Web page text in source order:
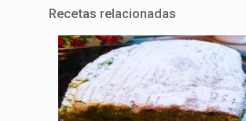
Recetas relacionadas